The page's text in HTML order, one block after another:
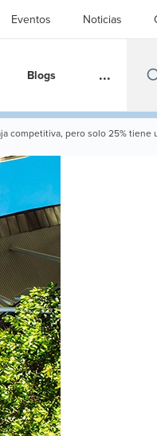
Eventos Noticias
Blogs ...
competitiva, pero solo 25% tiene